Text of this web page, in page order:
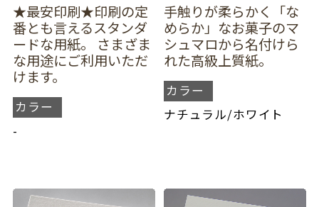
★最安印刷★印刷の定
番とも言えるスタンダ
ードな用紙。 さまざま
な用途にご利用いただ
けます。
カラー
-
手触りが柔らかく「な
めらか」なお菓子のマ
シュマロから名付けら
れた高級上質紙。
カラー
ナチュラル/ホワイト